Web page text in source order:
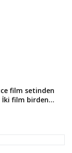
film setinden
İki film birden...